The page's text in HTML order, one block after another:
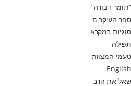
“תומר דבורה”
ספר העיקרים
סוגיות במקרא
תפילה
טעמי המצוות
English
שאל את הרב